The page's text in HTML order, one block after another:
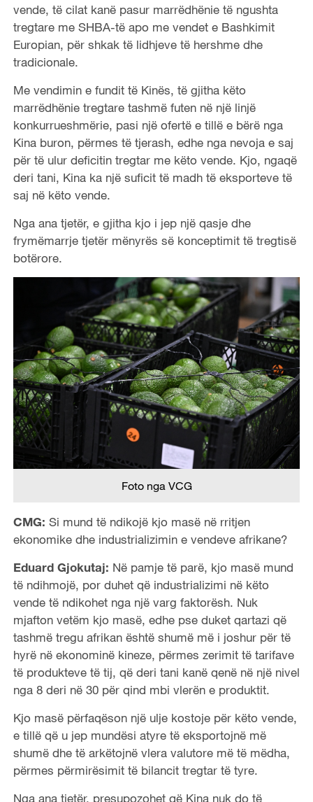
vende, të cilat kanë pasur marrëdhënie të ngushta
tregtare me SHBA-të apo me vendet e Bashkimit
Europian, për shkak të lidhjeve të hershme dhe
tradicionale.
Me vendimin e fundit të Kinës, të gjitha këto
marrëdhënie tregtare tashmë futen në një linjë
konkurrueshmërie, pasi një ofertë e tillë e bërë nga
Kina buron, përmes të tjerash, edhe nga nevoja e saj
për të ulur deficitin tregtar me këto vende. Kjo, ngaqë
deri tani, Kina ka një suficit të madh të eksporteve të
saj në këto vende.
Nga ana tjetër, e gjitha kjo i jep një qasje dhe
frymëmarrje tjetër mënyrës së konceptimit të tregtisë
botërore.
Foto nga VCG
CMG: Si mund të ndikojë kjo masë në rritjen
ekonomike dhe industrializimin e vendeve afrikane?
Eduard Gjokutaj: Në pamje të parë, kjo masë mund
të ndihmojë, por duhet që industrializimi në këto
vende të ndikohet nga një varg faktorësh. Nuk
mjafton vetëm kjo masë, edhe pse duket qartazi që
tashmë tregu afrikan është shumë më i joshur për të
hyrë në ekonominë kineze, përmes zerimit të tarifave
të produkteve të tij, që deri tani kanë qenë në një nivel
nga 8 deri në 30 për qind mbi vlerën e produktit.
Kjo masë përfaqëson një ulje kostoje për këto vende,
e tillë që u jep mundësi atyre të eksportojnë më
shumë dhe të arkëtojnë vlera valutore më të mëdha,
përmes përmirësimit të bilancit tregtar të tyre.
Nga ana tjetër, presupozohet që Kina nuk do të